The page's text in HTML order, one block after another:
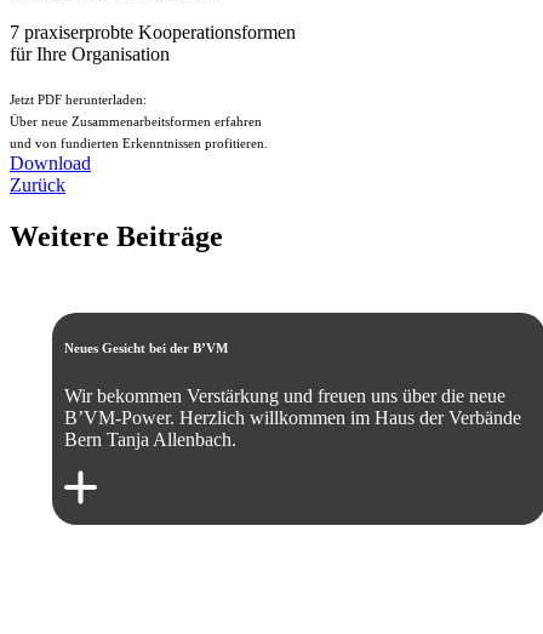
7 praxiserprobte Kooperationsformen
für Ihre Organisation
Jetzt PDF herunterladen:
Über neue Zusammenarbeitsformen erfahren
und von fundierten Erkenntnissen profitieren.
Download
Zurück
Weitere Beiträge
Neues Gesicht bei der B’VM
Wir bekommen Verstärkung und freuen uns über die neue
B’VM-Power. Herzlich willkommen im Haus der Verbände
Bern Tanja Allenbach.